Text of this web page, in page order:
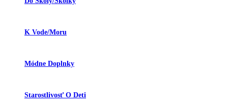
K Vode/moru
Módne Doplnky
Starostlivosť O Deti